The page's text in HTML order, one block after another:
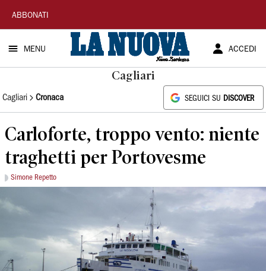
La
Nuova
Sardegna
ABBONATI
MENU ACCEDI
Cagliari
Cagliari Cronaca SEGUICI SU DISCOVER
Carloforte, troppo vento: niente
traghetti per Portovesme
Simone Repetto